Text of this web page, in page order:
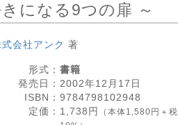
になる9つの扉 ～
式会社アンク 著
形式： 書籍
発売日： 2002年12月17日
ISBN： 9784798102948
定価： 1,738 円
（本体1,580円＋税